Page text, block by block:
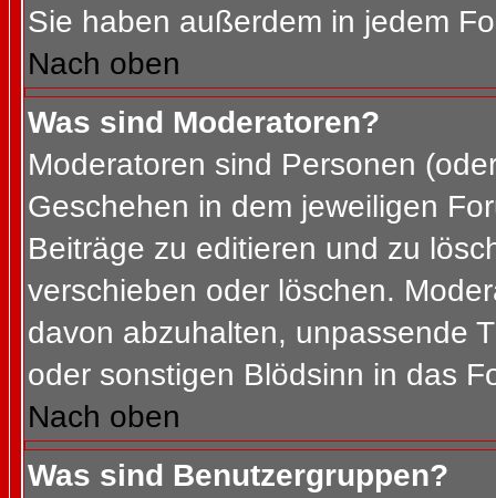
Sie haben außerdem in jedem
Nach oben
Was sind Moderatoren?
Moderatoren sind Personen
Geschehen in dem jeweiligen
Beiträge zu editieren und zu
verschieben oder löschen.
davon abzuhalten, unpassende
oder sonstigen Blödsinn in das
Nach oben
Was sind Benutzergruppen?